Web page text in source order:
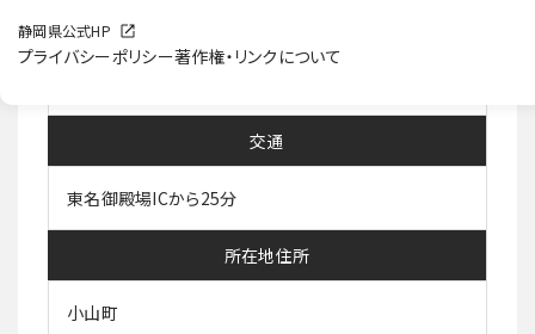
静岡県公式HP
プライバシーポリシー著作権・リンクについて
交通
東名御殿場ICから25分
所在地住所
小山町